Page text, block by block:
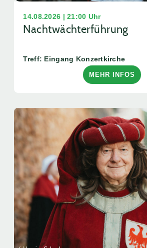
14.08.2026 | 21:00 Uhr
Nachtwächterführung
Treff: Eingang Konzertkirche
MEHR INFOS